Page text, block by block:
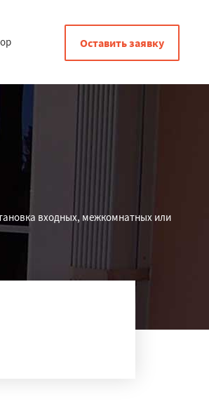
Оставить заявку
входных, межкомнатных или